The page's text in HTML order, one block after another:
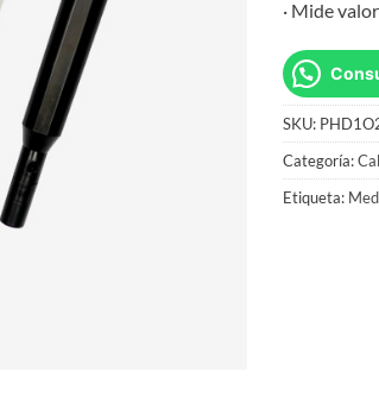
· Mide
SKU:
Categoría:
Etiqueta: